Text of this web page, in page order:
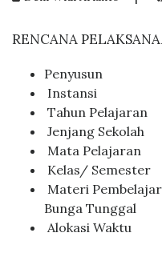
RENCANA
Instansi :
Tahun
Jenjang
Mata
Kelas/
Materi
Bunga Tunggal
Alokasi